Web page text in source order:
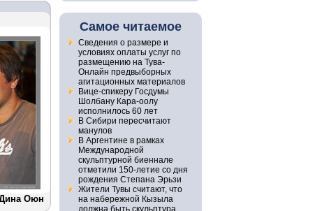
Оюн
Самое читаемое
Сведения о размере и
условиях оплаты услуг по
размещению на Тува-
Онлайн предвыборных
агитационных материалов
Вице-спикеру Госдумы
Шолбану Кара-оолу
исполнилось 60 лет
В Сибири пересчитают
манулов
В Аргентине в рамках
Международной
скульптурной биеннале
отметили 150-летие со дня
рождения Степана Эрьзи
Жители Тувы считают, что
на набережной Кызыла
должна быть скульптура